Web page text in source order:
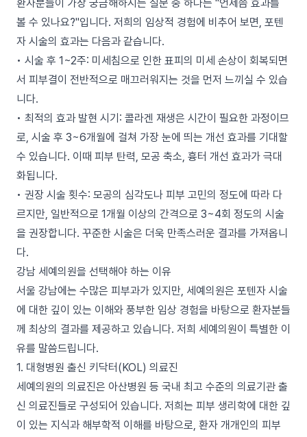
환자분들이 가장 궁금해하시는 질문 중 하나는 "언제쯤 효과를
볼 수 있나요?"입니다. 저희의 임상적 경험에 비추어 보면, 포텐
자 시술의 효과는 다음과 같습니다.
• 시술 후 1~2주: 미세침으로 인한 표피의 미세 손상이 회복되면
서 피부결이 전반적으로 매끄러워지는 것을 먼저 느끼실 수 있습
니다.
• 최적의 효과 발현 시기: 콜라겐 재생은 시간이 필요한 과정이므
로, 시술 후 3~6개월에 걸쳐 가장 눈에 띄는 개선 효과를 기대할
수 있습니다. 이때 피부 탄력, 모공 축소, 흉터 개선 효과가 극대
화됩니다.
• 권장 시술 횟수: 모공의 심각도나 피부 고민의 정도에 따라 다
르지만, 일반적으로 1개월 이상의 간격으로 3~4회 정도의 시술
을 권장합니다. 꾸준한 시술은 더욱 만족스러운 결과를 가져옵니
다.
강남 세예의원을 선택해야 하는 이유
서울 강남에는 수많은 피부과가 있지만, 세예의원은 포텐자 시술
에 대한 깊이 있는 이해와 풍부한 임상 경험을 바탕으로 환자분들
께 최상의 결과를 제공하고 있습니다. 저희 세예의원이 특별한 이
유를 말씀드립니다.
1. 대형병원 출신 키닥터(KOL) 의료진
세예의원의 의료진은 아산병원 등 국내 최고 수준의 의료기관 출
신 의료진들로 구성되어 있습니다. 저희는 피부 생리학에 대한 깊
이 있는 지식과 해부학적 이해를 바탕으로, 환자 개개인의 피부